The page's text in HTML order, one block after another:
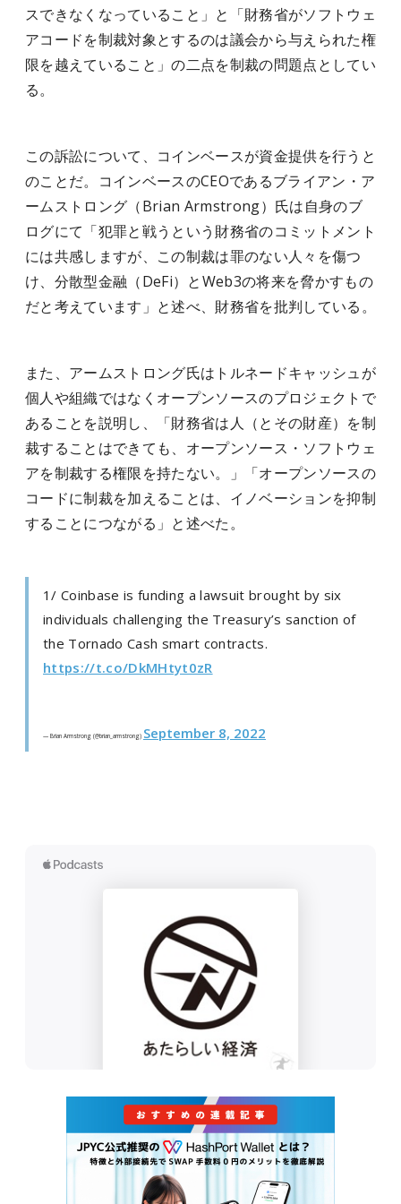
スできなくなっていること」と「財務省がソフトウェ
アコードを制裁対象とするのは議会から与えられた権
限を越えていること」の二点を制裁の問題点としてい
る。
この訴訟について、コインベースが資金提供を行うと
のことだ。コインベースのCEOであるブライアン・ア
ームストロング（Brian Armstrong）氏は自身のブ
ログにて「犯罪と戦うという財務省のコミットメント
には共感しますが、この制裁は罪のない人々を傷つ
け、分散型金融（DeFi）とWeb3の将来を脅かすもの
だと考えています」と述べ、財務省を批判している。
また、アームストロング氏はトルネードキャッシュが
個人や組織ではなくオープンソースのプロジェクトで
あることを説明し、「財務省は人（とその財産）を制
裁することはできても、オープンソース・ソフトウェ
アを制裁する権限を持たない。」「オープンソースの
コードに制裁を加えることは、イノベーションを抑制
することにつながる」と述べた。
1/ Coinbase is funding a lawsuit brought by six
individuals challenging the Treasury’s sanction of
the Tornado Cash smart contracts.
https://t.co/DkMHtyt0zR
— Brian Armstrong (@brian_armstrong) September 8, 2022